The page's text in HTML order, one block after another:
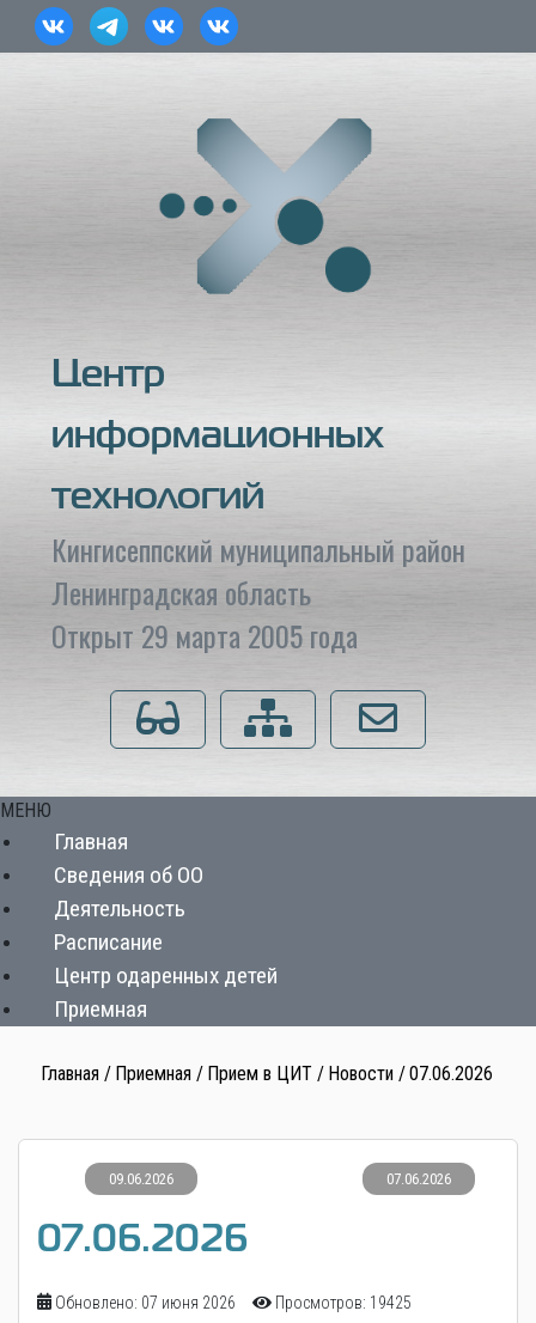
Центр
информационных
технологий
Кингисеппский муниципальный район
Ленинградская область
Открыт 29 марта 2005 года
Для слабовидящихКарта сайта Напишите нам
МЕНЮ
Главная
Сведения об ОО
Деятельность
Расписание
Центр одаренных детей
Приемная
Главная Приемная Прием в ЦИТ Новости 07.06.2026
09.06.2026 07.06.2026
07.06.2026
Обновлено: 07 июня 2026 Просмотров: 19425